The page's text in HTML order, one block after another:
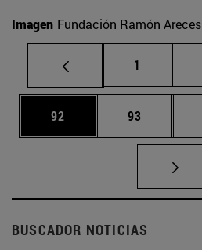
Imagen Fundación Ramón Areces
Página
1
Página
92 Página
93
BUSCADOR NOTICIAS